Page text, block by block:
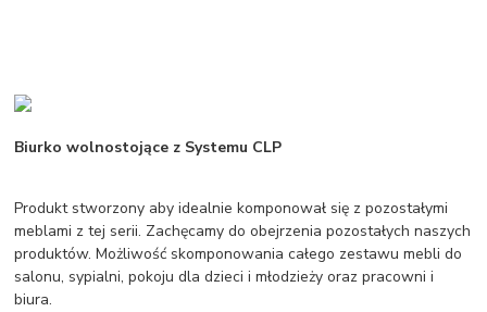
Biurko wolnostojące z Systemu CLP
Produkt stworzony aby idealnie komponował się z pozostałymi
meblami z tej serii. Zachęcamy do obejrzenia pozostałych naszych
produktów. Możliwość skomponowania całego zestawu mebli do
salonu, sypialni, pokoju dla dzieci i młodzieży oraz pracowni i
biura.